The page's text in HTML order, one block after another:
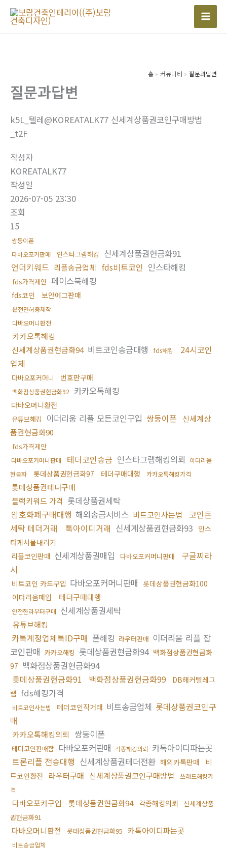
Main
홈 커뮤니티 질문과답변
질문과답변
k5L_텔레@KOREATALK77 신세계상품권코인구매방법
_t2F
작성자
KOREATALK77
작성일
2026-07-05 23:30
조회
15
쌍둥이폰
다바오포커판매
인스타그램해킹
신세계상품권현금화91
언더키워드 리플송금업체 fds비트코인 인스타해킹
fds가격제안 페이스북해킹
fds코인 보안에그판매
운전면허증제작
다바오머니환전
카카오톡해킹
신세계상품권현금화94 비트코인송금대행 fds해킹
24시코인
업체
다바오포커머니 번호판구매
백화점상품권현금화92 카카오톡해킹
다바오머니환전
유튜브해킹 이더리움 리플 모든코인구입 쌍둥이폰
신세계상
품권현금화90
fds가격제안
다바오포커머니판매 테더코인송금 인스타그램해킹의뢰
이더리움
현금화
롯데상품권현금화97 테더구매대행 카카오톡해킹가격
롯데상품권테더구매
블랙키워드 가격 롯데상품권세탁
암호화폐구매대행 해외송금서비스 비트코인사는법
코인돈
세탁 테더거래
톡아이디거래 신세계상품권현금화93 인스
타게시물내리기
리플코인판매 신세계상품권매입 다바오포커머니판매
구글찌라
시
비트코인 카드구입 다바오포커머니판매 롯데상품권현금화100
이더리움매입
테더구매대행
안전한라우터구매 신세계상품권세탁
유튜브해킹
카톡계정업체톡ID구매 폰해킹 라우터판매 이더리움 리플 잡
코인판매 카카오해킹 롯데상품권현금화94 백화점상품권현금화
97 백화점상품권현금화94
롯데상품권현금화91
백화점상품권현금화99
DB해커텔레그
램 fds해킹가격
비트코인사는법 테더코인직거래 비트송금업체 롯데상품권코인구
매
카카오톡해킹의뢰 쌍둥이폰
테더코인판매함 다바오포커판매 각종해킹의뢰 카톡아이디파는곳
트론리플 전송대행 신세계상품권테더전환 해외카톡판매
비
트코인환전
라우터구매 신세계상품권코인구매방법
쓰레드해킹가
격
다바오포커구입 롯데상품권현금화94 각종해킹의뢰
신세계상품
권현금화91
다바오머니환전 롯데상품권현금화95 카톡아이디파는곳
비트송금업체